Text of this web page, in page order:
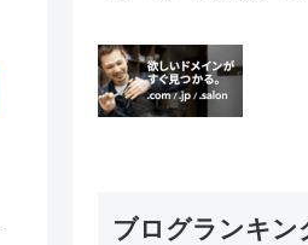
ブログランキン